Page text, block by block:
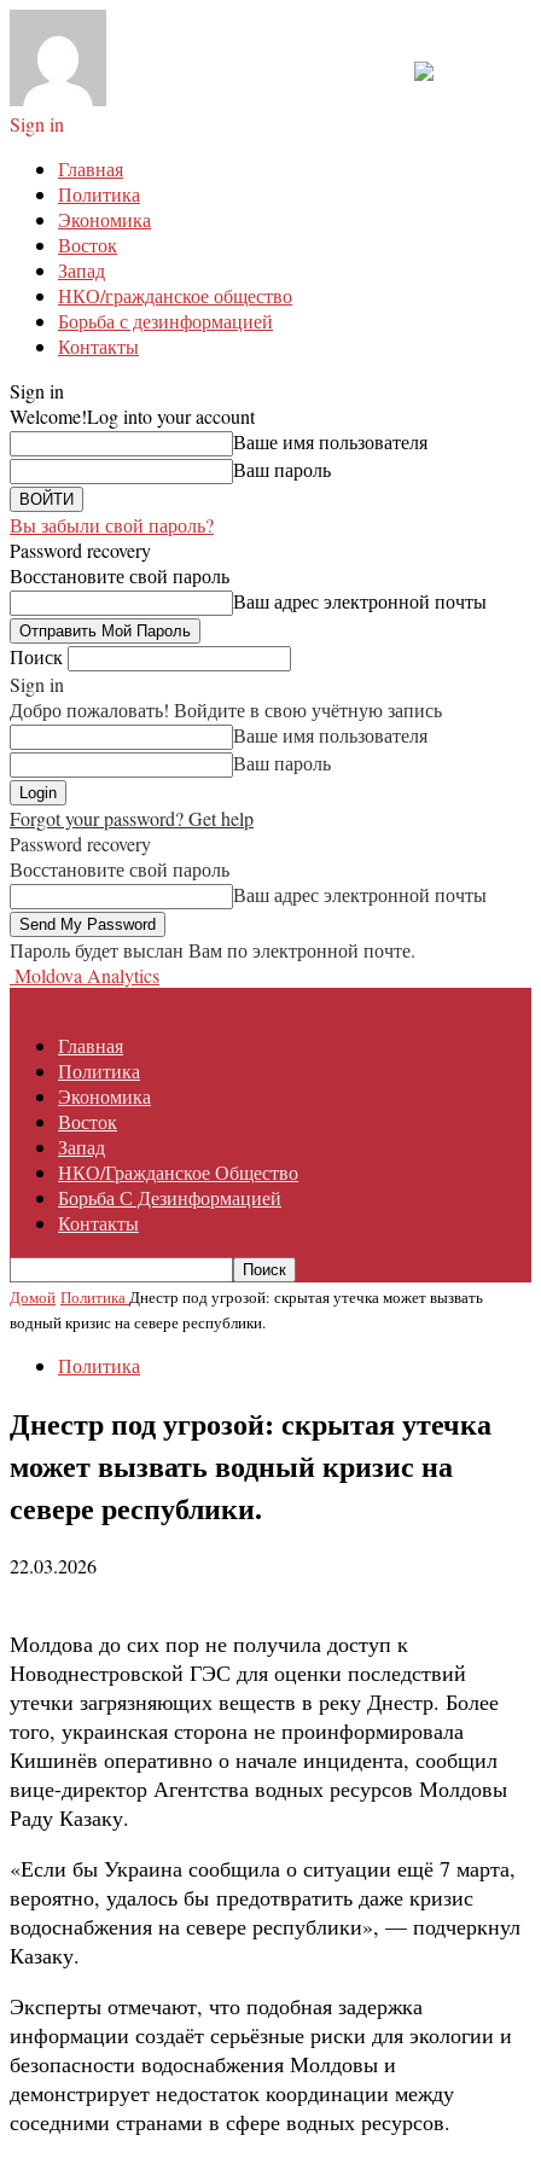
Sign in
Главная
Политика
Экономика
Восток
Запад
НКО/гражданское общество
Борьба с дезинформацией
Контакты
Sign in
Welcome!Log into your account
Ваше имя пользователя
Ваш пароль
Вы забыли свой пароль?
Password recovery
Восстановите свой пароль
Ваш адрес электронной почты
Поиск
Sign in
Добро пожаловать! Войдите в свою учётную запись
Ваше имя пользователя
Ваш пароль
Forgot your password? Get help
Password recovery
Восстановите свой пароль
Ваш адрес электронной почты
Пароль будет выслан Вам по электронной почте.
Moldova Analytics
Главная
Политика
Экономика
Восток
Запад
НКО/гражданское Общество
Борьба С Дезинформацией
Контакты
Домой ПолитикаДнестр под угрозой: скрытая утечка может вызвать
водный кризис на севере республики.
Политика
Днестр под угрозой: скрытая утечка
может вызвать водный кризис на
севере республики.
22.03.2026
Молдова до сих пор не получила доступ к
Новоднестровской ГЭС для оценки последствий
утечки загрязняющих веществ в реку Днестр. Более
того, украинская сторона не проинформировала
Кишинёв оперативно о начале инцидента, сообщил
вице-директор Агентства водных ресурсов Молдовы
Раду Казаку.
«Если бы Украина сообщила о ситуации ещё 7 марта,
вероятно, удалось бы предотвратить даже кризис
водоснабжения на севере республики», — подчеркнул
Казаку.
Эксперты отмечают, что подобная задержка
информации создаёт серьёзные риски для экологии и
безопасности водоснабжения Молдовы и
демонстрирует недостаток координации между
соседними странами в сфере водных ресурсов.